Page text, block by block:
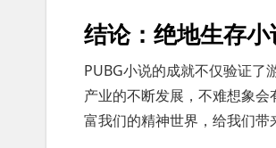
结论：绝地生存
PUBG小说的成就不仅验证了
产业的不断发展，不难想象
富我们的精神世界，给我们带